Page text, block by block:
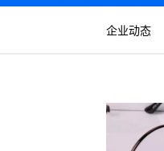
企业动态